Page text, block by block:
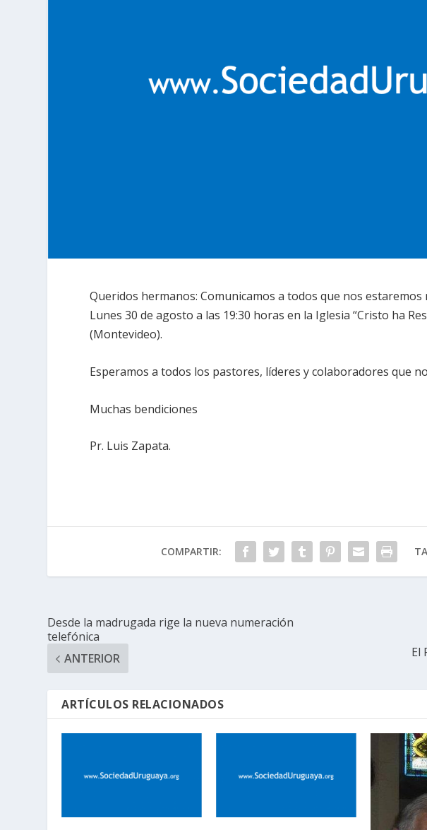
Queridos hermanos: Comunicamos a todos que nos
Lunes 30 de agosto a las 19:30 horas en la Iglesia “Cristo ha
(Montevideo).
Esperamos a todos los pastores, líderes y colaboradores que
Muchas bendiciones
Pr. Luis Zapata.
COMPARTIR:
Desde la madrugada rige la nueva numeración
telefónica
ANTERIOR
El
ARTÍCULOS RELACIONADOS